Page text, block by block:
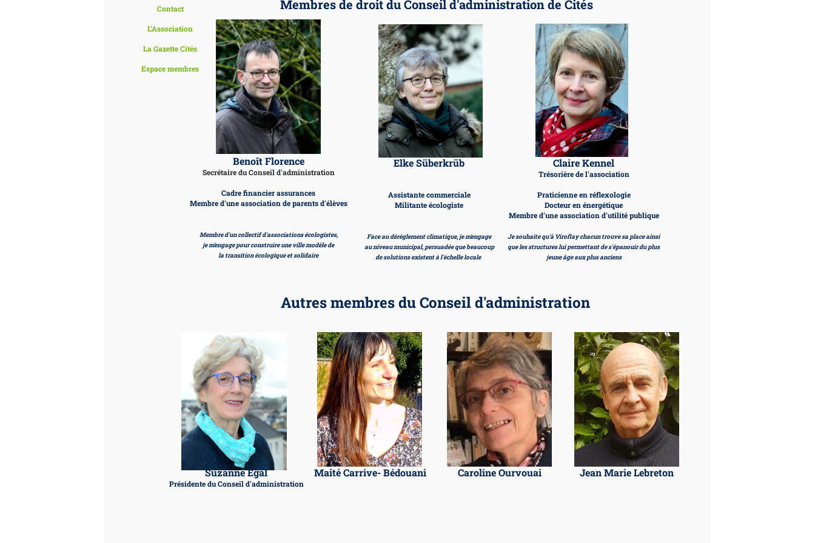
Contact
L'Association
La Gazette Cités
Espace membres
Membres de droit du Conseil d'administration de Cités
Benoît Florence
Secrétaire du Conseil d'administration
Cadre financier assurances
Membre d'une association de parents d'élèves
Membre d'un collectif d'associations écologistes,
je m'engage pour construire une ville modèle de
la transition écologique et solidaire
Elke Süberkrüb
Assistante commerciale
Militante écologiste
Face au dérèglement climatique, je m'engage
au niveau municipal, persuadée que beaucoup
de solutions existent à l'échelle locale
Claire Kennel
Trésorière de l'association
Praticienne en réflexologie
Docteur en énergétique
Membre d'une association d'utilité publique
Je souhaite qu'à Viroflay chacun trouve sa place ainsi
que les structures lui permettant de s'épanouir du plus
jeune âge aux plus anciens
Autres membres du Conseil d'administration
Suzanne Egal
Présidente du Conseil d'administration
Maité Carrive- Bédouani Caroline Ourvouai Jean Marie Lebreton